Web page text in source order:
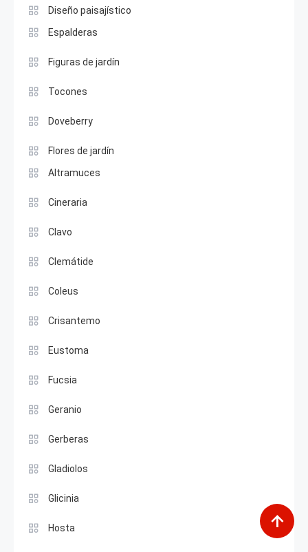
Diseño paisajístico
Espalderas
Figuras de jardín
Tocones
Doveberry
Flores de jardín
Altramuces
Cineraria
Clavo
Clemátide
Coleus
Crisantemo
Eustoma
Fucsia
Geranio
Gerberas
Gladiolos
Glicinia
Hosta